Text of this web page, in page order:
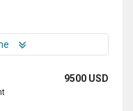
9500 USD